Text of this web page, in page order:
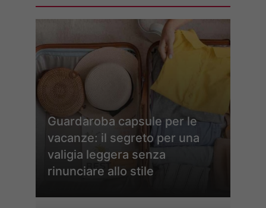
Guardaroba capsule per le
vacanze: il segreto per una
valigia leggera senza
rinunciare allo stile